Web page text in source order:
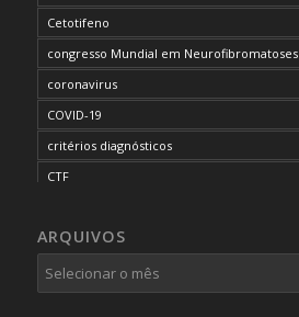
Cetotifeno
congresso Mundial em Neurofibromatoses
coronavirus
COVID-19
critérios diagnósticos
CTF
desordem do processamento auditivo
diagnóstico
ARQUIVOS